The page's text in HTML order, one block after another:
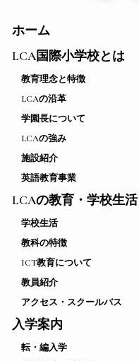
ホーム
LCA国際小学校とは
教育理念と特徴
LCAの沿革
学園長について
LCAの強み
施設紹介
英語教育事業
LCAの教育・学校生活
学校生活
教科の特徴
ICT教育について
教員紹介
アクセス・スクールバス
入学案内
転・編入学